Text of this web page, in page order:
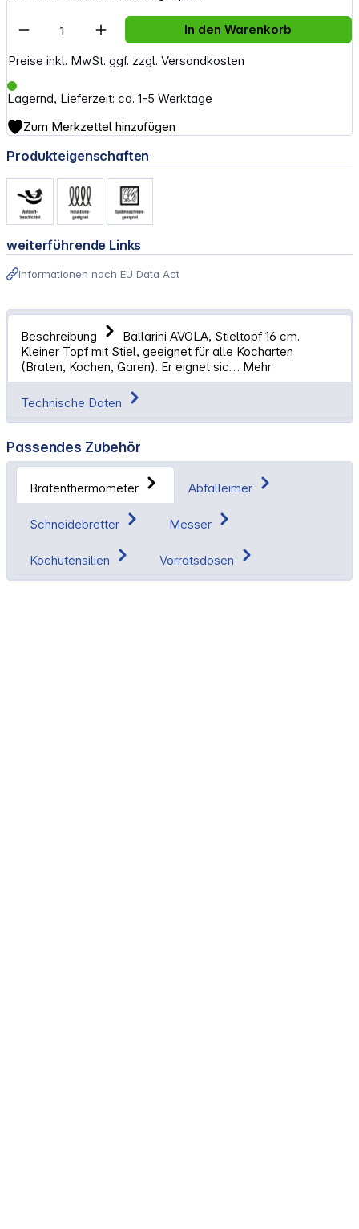
Preise inkl. MwSt. ggf. zzgl. Versandkosten
Lagernd, Lieferzeit: ca. 1-5 Werktage
Artikel Anzahl: Gib den gewünschten
In den Warenkorb
Zum Merkzettel hinzufügen
Produkteigenschaften
weiterführende Links
Informationen nach EU Data Act
Beschreibung
Ballarini AVOLA, Stieltopf 16 cm.
Kleiner Topf mit Stiel, geeignet für alle Kocharten
(Braten, Kochen, Garen). Er eignet sic… Mehr
Technische Daten
Passendes Zubehör
Bratenthermometer Abfalleimer
Schneidebretter Messer
Kochutensilien Vorratsdosen